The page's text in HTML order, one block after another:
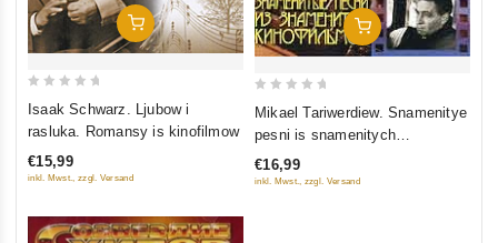
In Den Warenkorb
5
Isaak Schwarz. Ljubow i
rasluka. Romansy is kinofilmow
€15,99
inkl. Mwst., zzgl. Versand
In Den Warenkorb
5
Mikael Tariwerdiew. Snamenitye
pesni is snamenitych
kinofilmow. Solotaja kollekzija
€16,99
inkl. Mwst., zzgl. Versand